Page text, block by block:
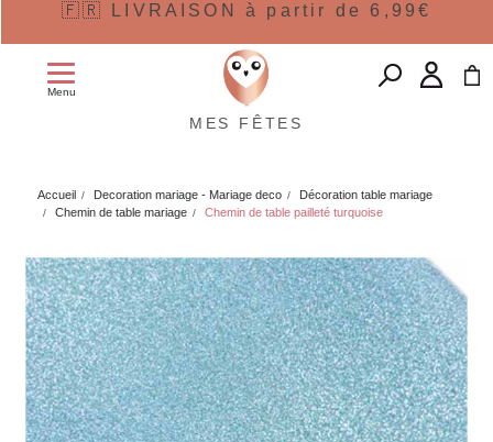
🇫🇷 LIVRAISON à partir de 6,99€
Menu
MES FÊTES
Accueil Decoration mariage - Mariage deco
Décoration table mariage
Chemin de table mariage
Chemin de table pailleté turquoise